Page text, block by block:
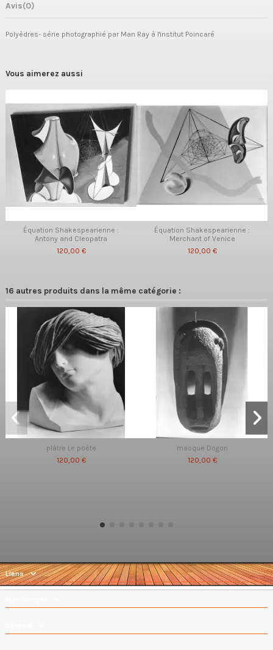
Avis(0)
Polyèdres- série photographié par Man Ray à l'institut Poincaré
Vous aimerez aussi
Équation Shakespearienne :
Antony and Cleopatra
120,00 €
Équation Shakespearienne :
Merchant of Venice
120,00 €
16 autres produits dans la même catégorie :
plâtre Le poète
120,00 €
masque Dogon
120,00 €
Liens